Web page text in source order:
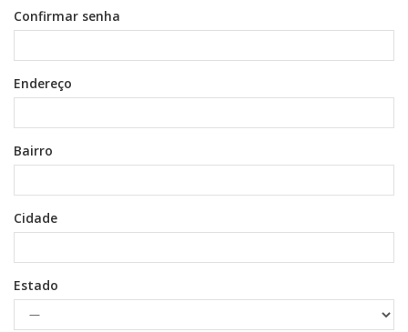
Confirmar senha
Endereço
Bairro
Cidade
Estado